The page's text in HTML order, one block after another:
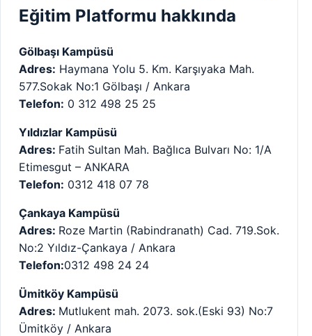
Eğitim Platformu hakkında
Gölbaşı Kampüsü
Adres: Haymana Yolu 5. Km. Karşıyaka Mah.
577.Sokak No:1 Gölbaşı / Ankara
Telefon: 0 312 498 25 25
Yıldızlar Kampüsü
Adres: Fatih Sultan Mah. Bağlıca Bulvarı No: 1/A
Etimesgut – ANKARA
Telefon: 0312 418 07 78
Çankaya Kampüsü
Adres: Roze Martin (Rabindranath) Cad. 719.Sok.
No:2 Yıldız-Çankaya / Ankara
Telefon:0312 498 24 24
Ümitköy Kampüsü
Adres: Mutlukent mah. 2073. sok.(Eski 93) No:7
Ümitköy / Ankara